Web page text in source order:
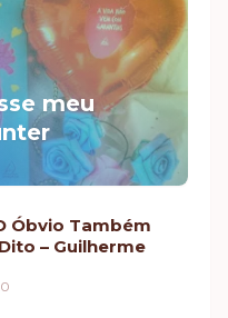
meu
Óbvio Também
– Guilherme